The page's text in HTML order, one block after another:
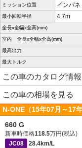
ミッション位置 インパネ
最小回転半径 4.7m
全長x全幅x全高(mm)
室内 全長x全幅x全高(mm)
最高出力
最大トルク
この車のカタログ情
この車の相場を見る
N-ONE（15年07月～17
660 G
新車時価格118.5万円(税込)
JC08
28.4km/L